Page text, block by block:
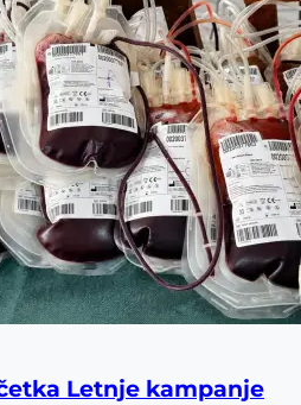
Letnje kampanje